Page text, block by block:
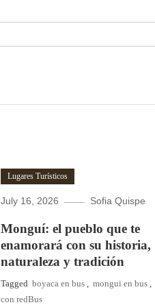
Lugares Turísticos
July 16, 2026 Sofia Quispe
Monguí: el pueblo que te
enamorará con su historia,
naturaleza y tradición
Tagged boyaca en bus , mongui en bus ,
con redBus